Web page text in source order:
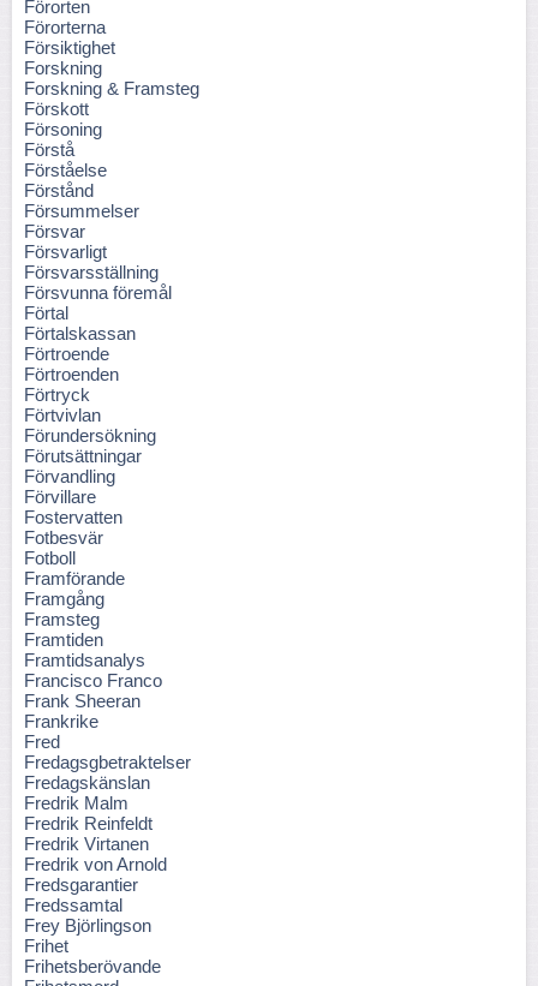
Förorten
Förorterna
Försiktighet
Forskning
Forskning & Framsteg
Förskott
Försoning
Förstå
Förståelse
Förstånd
Försummelser
Försvar
Försvarligt
Försvarsställning
Försvunna föremål
Förtal
Förtalskassan
Förtroende
Förtroenden
Förtryck
Förtvivlan
Förundersökning
Förutsättningar
Förvandling
Förvillare
Fostervatten
Fotbesvär
Fotboll
Framförande
Framgång
Framsteg
Framtiden
Framtidsanalys
Francisco Franco
Frank Sheeran
Frankrike
Fred
Fredagsgbetraktelser
Fredagskänslan
Fredrik Malm
Fredrik Reinfeldt
Fredrik Virtanen
Fredrik von Arnold
Fredsgarantier
Fredssamtal
Frey Björlingson
Frihet
Frihetsberövande